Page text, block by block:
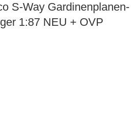
S-Way Gardinenplanen-
1:87 NEU + OVP